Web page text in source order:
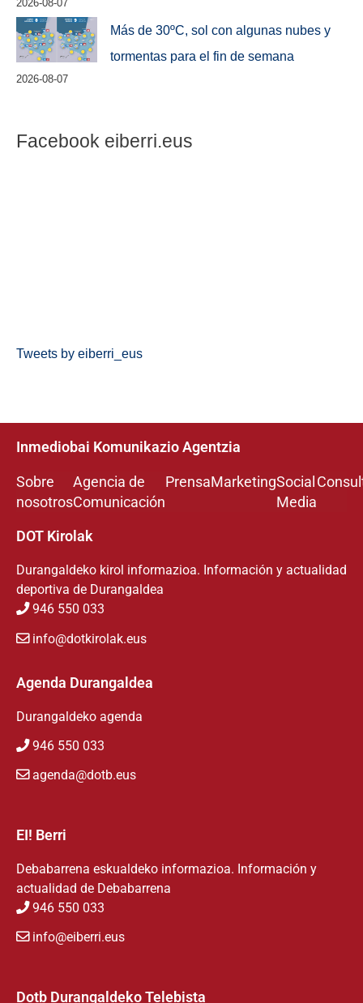
2026-08-07
Más de 30ºC, sol con algunas nubes y
tormentas para el fin de semana
2026-08-07
Facebook eiberri.eus
Tweets by eiberri_eus
Inmediobai Komunikazio Agentzia
Sobre
nosotros
Agencia de
Comunicación
PrensaMarketingSocial
Media
DOT Kirolak
Durangaldeko kirol informazioa. Información y actualidad
deportiva de Durangaldea
946 550 033
info@dotkirolak.eus
Agenda Durangaldea
Durangaldeko agenda
946 550 033
agenda@dotb.eus
EI! Berri
Debabarrena eskualdeko informazioa. Información y
actualidad de Debabarrena
946 550 033
info@eiberri.eus
Dotb Durangaldeko Telebista